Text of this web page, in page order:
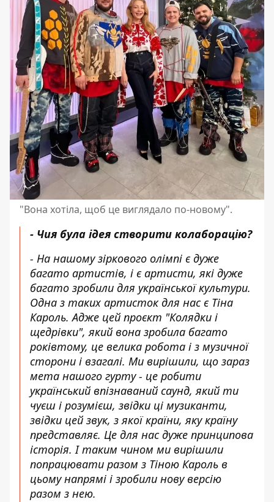
"Вона хотіла, щоб це виглядало по-новому".
- Чия була ідея створити колаборацію?
- На нашому зіркового олімпі є дуже
багато артистів, і є артисти, які дуже
багато зробили для української культури.
Одна з таких артисток для нас є Тіна
Кароль. Адже цей проєкт "Колядки і
щедрівки", який вона зробила багато
роківтому, це велика робота і з музичної
сторони і взагалі. Ми вирішили, що зараз
мета нашого гурту - це робити
український впізнаваний саунд, який ти
чуєш і розумієш, звідки ці музиканти,
звідки цей звук, з якої країни, яку країну
представляє. Це для нас дуже принципова
історія. І таким чином ми вирішили
попрацювати разом з Тіною Кароль в
цьому напрямі і зробили нову версію
разом з нею.